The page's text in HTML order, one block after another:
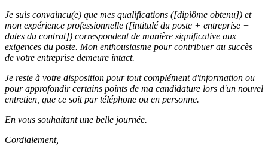
Je suis convaincu(e) que mes qualifications ([diplôme obtenu]) et
mon expérience professionnelle ([intitulé du poste + entreprise +
dates du contrat]) correspondent de manière significative aux
exigences du poste. Mon enthousiasme pour contribuer au succès
de votre entreprise demeure intact.
Je reste à votre disposition pour tout complément d'information ou
pour approfondir certains points de ma candidature lors d'un nouvel
entretien, que ce soit par téléphone ou en personne.
En vous souhaitant une belle journée.
Cordialement,